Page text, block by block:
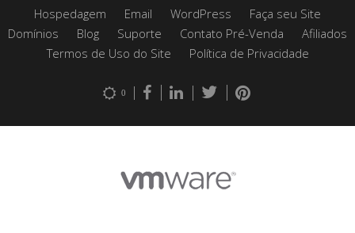
Hospedagem Email WordPress
Faça seu Site
Domínios
Blog Suporte Contato Pré-Venda
Afiliados
Termos de Uso do Site
Política de Privacidade
0